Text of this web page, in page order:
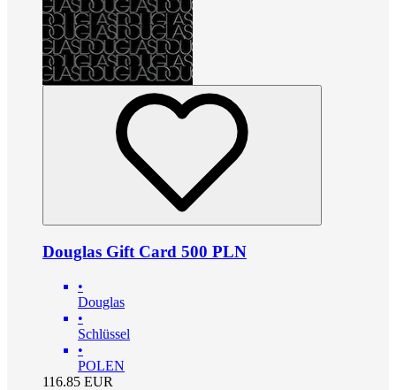
Douglas Gift Card 500 PLN
•
Douglas
•
Schlüssel
•
POLEN
116.85 EUR